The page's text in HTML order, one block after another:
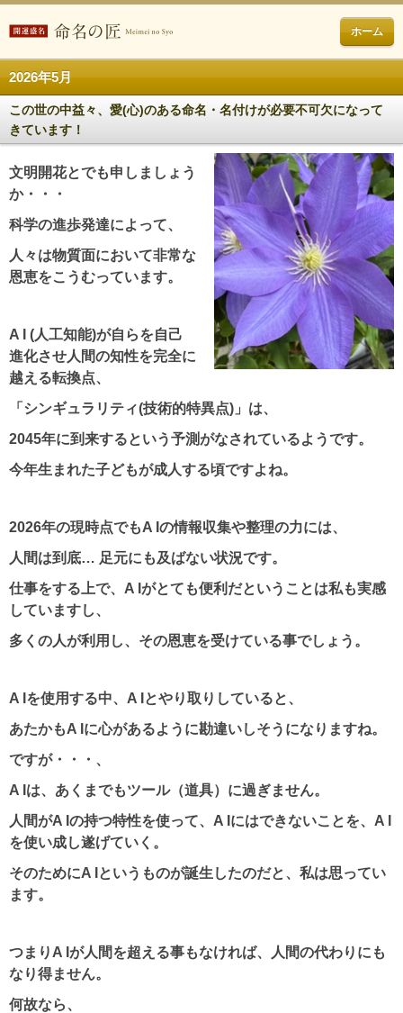
ホーム
2026年5月
この世の中益々、愛(心)のある命名・名付けが必要不可欠になって
きています！
文明開花とでも申しましょう
か・・・
科学の進歩発達によって、
人々は物質面において非常な
恩恵をこうむっています。
A I (人工知能)が自らを自己
進化させ人間の知性を完全に
越える転換点、
「シンギュラリティ(技術的特異点)」は、
2045年に到来するという予測がなされているようです。
今年生まれた子どもが成人する頃ですよね。
2026年の現時点でもA Iの情報収集や整理の力には、
人間は到底… 足元にも及ばない状況です。
仕事をする上で、A Iがとても便利だということは私も実感
していますし、
多くの人が利用し、その恩恵を受けている事でしょう。
A Iを使用する中、A Iとやり取りしていると、
あたかもA Iに心があるように勘違いしそうになりますね。
ですが・・・、
A Iは、あくまでもツール（道具）に過ぎません。
人間がA Iの持つ特性を使って、A Iにはできないことを、A I
を使い成し遂げていく。
そのためにA Iというものが誕生したのだと、私は思ってい
ます。
つまりA Iが人間を超える事もなければ、人間の代わりにも
なり得ません。
何故なら、